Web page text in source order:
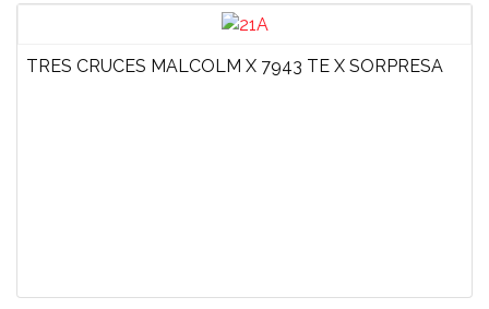
TRES CRUCES MALCOLM X 7943 TE X SORPRESA